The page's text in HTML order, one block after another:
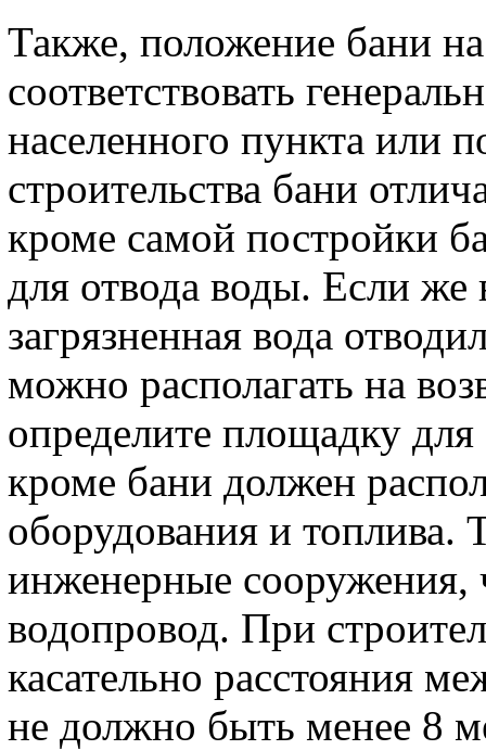
Также, положение бани
соответствовать
населенного пункта или
строительства бани
кроме самой постройки
для отвода воды. Если же
загрязненная вода
можно располагать на
определите площадку для
кроме бани должен
оборудования и топлива.
инженерные сооружения,
водопровод. При
касательно расстояния
не должно быть менее 8